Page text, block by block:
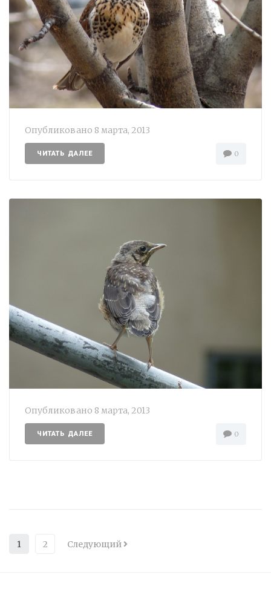
Опубликовано 8 марта, 2013
ЧИТАТЬ ДАЛЕЕ 0
Опубликовано 8 марта, 2013
ЧИТАТЬ ДАЛЕЕ 0
1 2 Следующий